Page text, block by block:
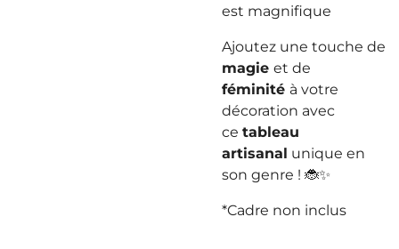
est magnifique
Ajoutez une touche de
magie et de
féminité à votre
décoration avec
ce tableau
artisanal unique en
son genre ! 🐞✨
*Cadre non inclus